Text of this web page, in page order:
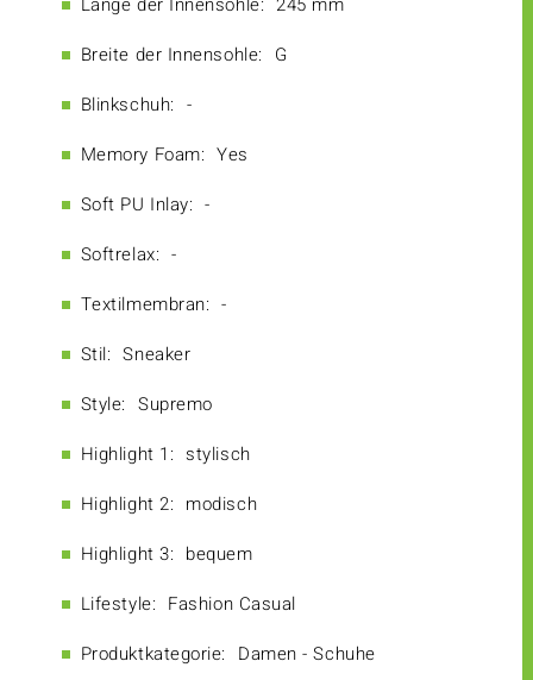
Breite der Innensohle: G
Blinkschuh: -
Memory Foam: Yes
Soft PU Inlay: -
Softrelax: -
Textilmembran: -
Stil: Sneaker
Style: Supremo
Highlight 1: stylisch
Highlight 2: modisch
Highlight 3: bequem
Lifestyle: Fashion Casual
Produktkategorie: Damen - Schuhe